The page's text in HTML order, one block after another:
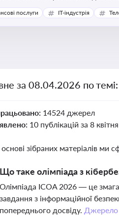
послуги IT-індустрія
за 08.04.2026 по
14524 джерел
10 публікацій за 8 квітня
зібраних матеріалів ми
Що таке олімпіада з
Олімпіада ICOA 2026 — це
завдання з інформаційної
попереднього досвіду. Джерело